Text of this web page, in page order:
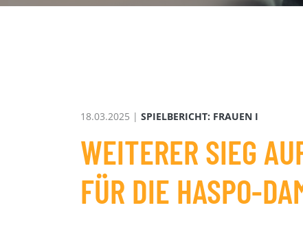
18.03.2025 | SPIELBERICHT: FRAUEN I
WEITERER SIEG
FÜR DIE HASPO-